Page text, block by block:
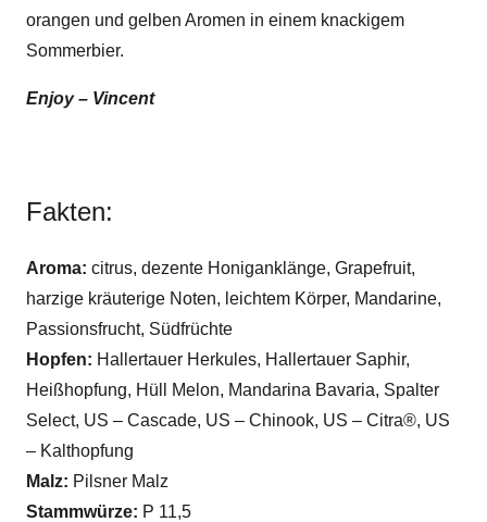
orangen und gelben Aromen in einem knackigem
Sommerbier.
Enjoy – Vincent
Fakten:
Aroma: citrus, dezente Honiganklänge, Grapefruit,
harzige kräuterige Noten, leichtem Körper, Mandarine,
Passionsfrucht, Südfrüchte
Hopfen: Hallertauer Herkules, Hallertauer Saphir,
Heißhopfung, Hüll Melon, Mandarina Bavaria, Spalter
Select, US – Cascade, US – Chinook, US – Citra®, US
– Kalthopfung
Malz: Pilsner Malz
Stammwürze: P 11,5